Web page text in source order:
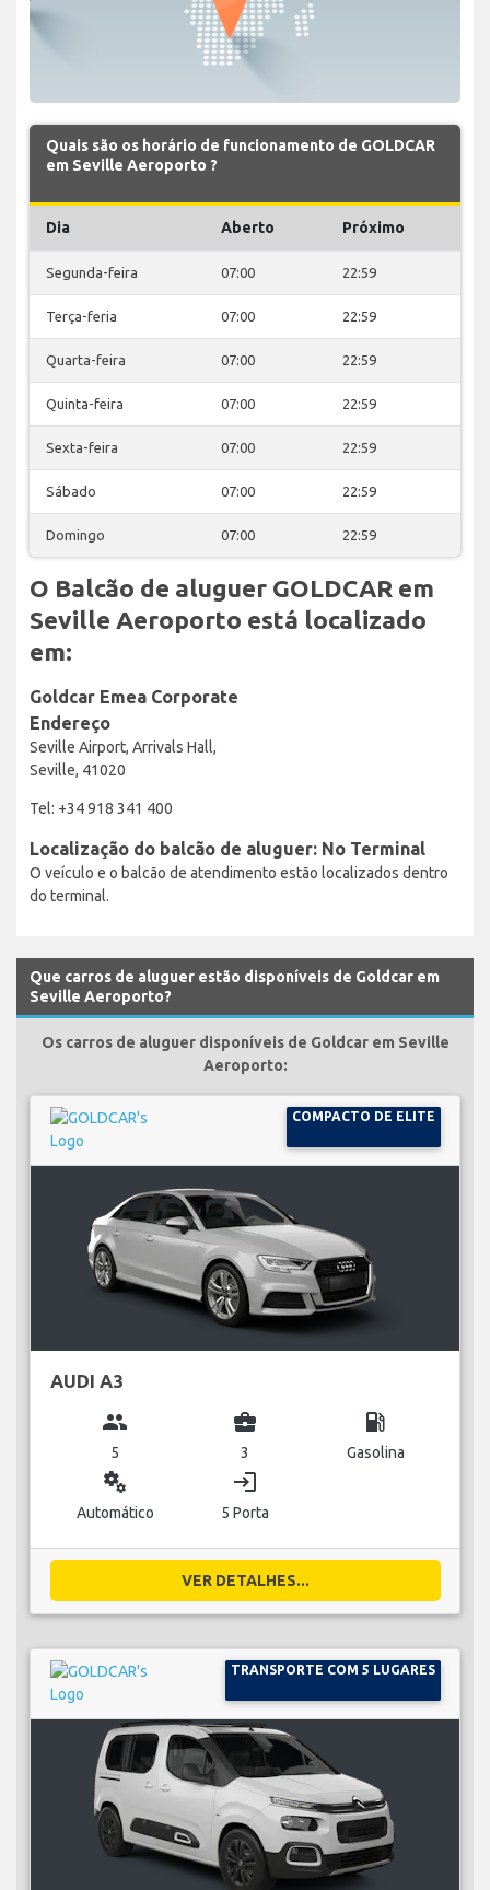
Quais são os horário de funcionamento de GOLDCAR
em Seville Aeroporto ?
Dia Aberto Próximo
Segunda-feira 07:00 22:59
Terça-feria 07:00 22:59
Quarta-feira 07:00 22:59
Quinta-feira 07:00 22:59
Sexta-feira 07:00 22:59
Sábado 07:00 22:59
Domingo 07:00 22:59
O Balcão de aluguer GOLDCAR em
Seville Aeroporto está localizado
em:
Goldcar Emea Corporate
Endereço
Seville Airport, Arrivals Hall,
Seville, 41020
Tel: +34 918 341 400
Localização do balcão de aluguer: No Terminal
O veículo e o balcão de atendimento estão localizados dentro
do terminal.
Que carros de aluguer estão disponíveis de Goldcar em
Seville Aeroporto?
Os carros de aluguer disponíveis de Goldcar em Seville
Aeroporto:
COMPACTO DE ELITE
AUDI A3
group
5
business_center
3
local_gas_station
Gasolina
miscellaneous_services
Automático
login
5 Porta
VER DETALHES...
TRANSPORTE COM 5 LUGARES